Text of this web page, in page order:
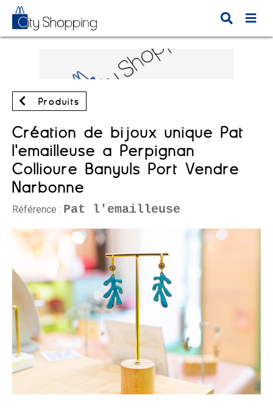
Produits
Création de bijoux unique Pat
l'emailleuse à Perpignan
Collioure Banyuls Port Vendre
Narbonne
Référence : Pat l'emailleuse